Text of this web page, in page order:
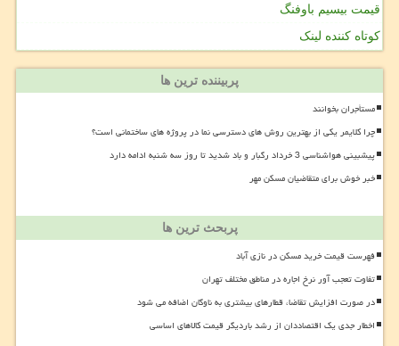
قیمت بیسیم باوفنگ
کوتاه کننده لینک
پربیننده ترین ها
مستأجران بخوانند
چرا کلایمر یکی از بهترین روش های دسترسی نما در پروژه های ساختمانی است؟
پیشبینی هواشناسی 3 خرداد رگبار و باد شدید تا روز سه شنبه ادامه دارد
خبر خوش برای متقاضیان مسکن مهر
پربحث ترین ها
فهرست قیمت خرید مسکن در نازی آباد
تفاوت تعجب آور نرخ اجاره در مناطق مختلف تهران
در صورت افزایش تقاضا، قطارهای بیشتری به ناوگان اضافه می شود
اخطار جدی یک اقتصاددان از رشد باردیگر قیمت کالاهای اساسی